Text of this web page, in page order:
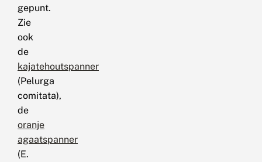
gepunt.
Zie
ook
de
kajatehoutspanner
(Pelurga
comitata),
de
oranje
agaatspanner
(E.